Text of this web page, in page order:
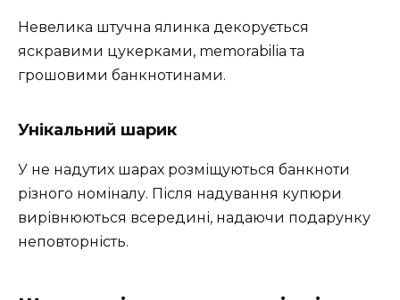
Невелика штучна ялинка декорується
яскравими цукерками, memorabilia та
грошовими банкнотинами.
Унікальний шарик
У не надутих шарах розміщуються банкноти
різного номіналу. Після надування купюри
вирівнюються всередині, надаючи подарунку
неповторність.